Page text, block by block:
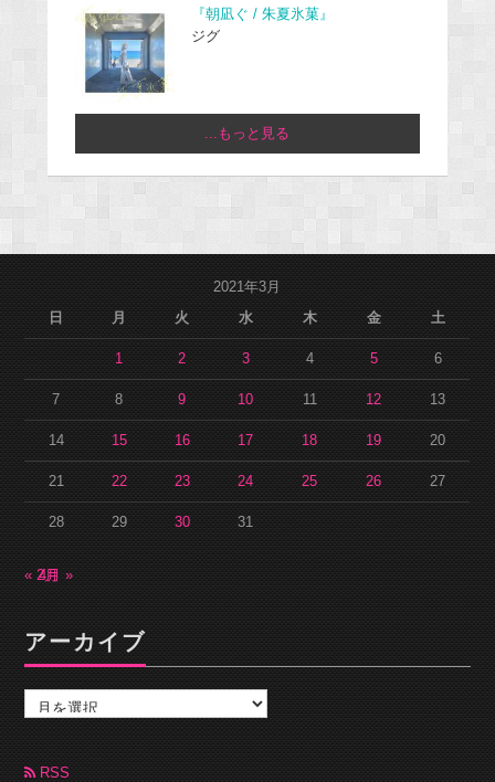
『朝凪ぐ / 朱夏氷菓』
ジグ
...もっと見る
2021年3月
日
月 火 水 木 金 土
1 2 3 4 5 6
7 8 9 10 11 12 13
14 15 16 17 18 19 20
21 22 23 24 25 26 27
28 29 30 31
« 2月4月 »
アーカイブ
カ
ブ RSS